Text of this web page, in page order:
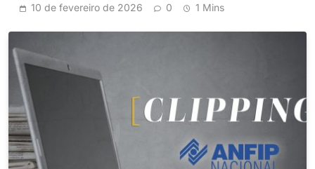
10 de fevereiro de 2026 0 1 Mins